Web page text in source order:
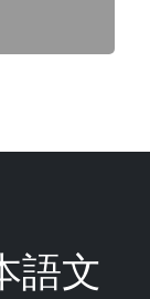
語文